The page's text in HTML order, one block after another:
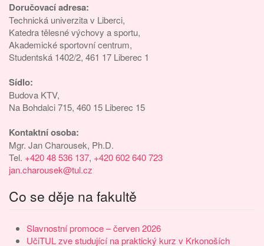
Doručovací adresa:
Technická univerzita v Liberci,
Katedra tělesné výchovy a sportu,
Akademické sportovní centrum,
Studentská 1402/2, 461 17 Liberec 1
Sídlo:
Budova KTV,
Na Bohdalci 715, 460 15 Liberec 15
Kontaktní osoba:
Mgr. Jan Charousek, Ph.D.
Tel. +420 48 536 137, +420 602 640 723
jan.charousek@tul.cz
Co se děje na fakultě
Slavnostní promoce – červen 2026
UčiTUL zve studující na praktický kurz v Krkonoších